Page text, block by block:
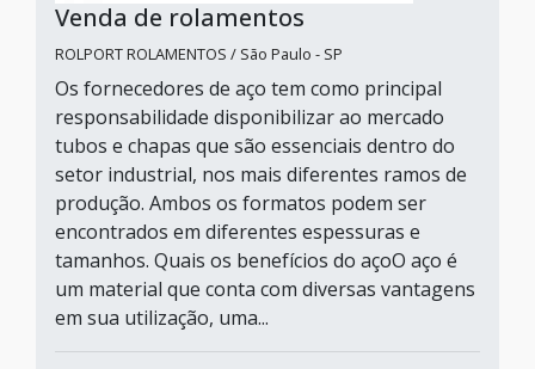
Venda de rolamentos
ROLPORT ROLAMENTOS / São Paulo - SP
Os fornecedores de aço tem como principal
responsabilidade disponibilizar ao mercado
tubos e chapas que são essenciais dentro do
setor industrial, nos mais diferentes ramos de
produção. Ambos os formatos podem ser
encontrados em diferentes espessuras e
tamanhos. Quais os benefícios do açoO aço é
um material que conta com diversas vantagens
em sua utilização, uma...